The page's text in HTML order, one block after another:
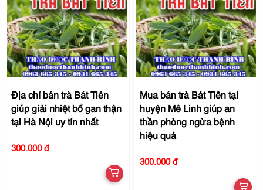
Địa chỉ bán trà Bát Tiên
giúp giải nhiệt bổ gan thận
tại Hà Nội uy tín nhất
300.000 đ
Mua bán trà Bát Tiên tại
huyện Mê Linh giúp an
thần phòng ngừa bệnh
hiệu quả
300.000 đ